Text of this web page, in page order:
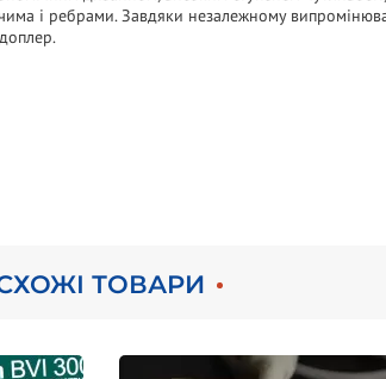
і ребрами. Завдяки незалежному
ТОВАРИ